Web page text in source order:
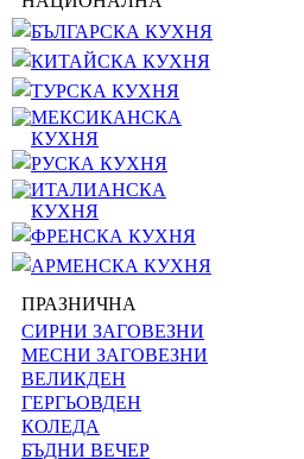
БЪЛГАРСКА КУХНЯ
КИТАЙСКА КУХНЯ
ТУРСКА КУХНЯ
МЕКСИКАНСКА
КУХНЯ
РУСКА КУХНЯ
ИТАЛИАНСКА
КУХНЯ
ФРЕНСКА КУХНЯ
АРМЕНСКА КУХНЯ
ПРАЗНИЧНА
СИРНИ ЗАГОВЕЗНИ
МЕСНИ ЗАГОВЕЗНИ
ВЕЛИКДЕН
ГЕРГЬОВДЕН
КОЛЕДА
БЪДНИ ВЕЧЕР